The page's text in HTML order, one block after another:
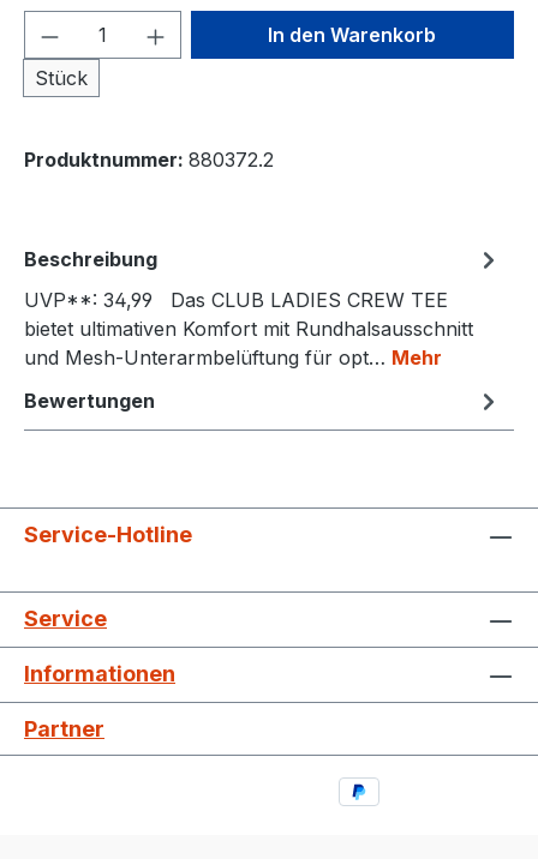
Produkt Anzahl: Gib den
Stück
In den Warenkorb
Produktnummer: 880372.2
Beschreibung
UVP**: 34,99 Das CLUB LADIES CREW TEE
bietet ultimativen Komfort mit Rundhalsausschnitt
und Mesh-Unterarmbelüftung für opt… Mehr
Bewertungen
Service-Hotline
Service
Informationen
Partner